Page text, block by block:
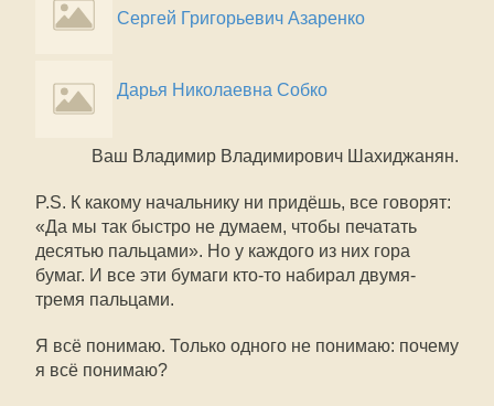
Сергей Григорьевич Азаренко
Дарья Николаевна Собко
Ваш Владимир Владимирович Шахиджанян.
P.S. К какому начальнику ни придёшь, все говорят:
«Да мы так быстро не думаем, чтобы печатать
десятью пальцами». Но у каждого из них гора
бумаг. И все эти бумаги кто-то набирал двумя-
тремя пальцами.
Я всё понимаю. Только одного не понимаю: почему
я всё понимаю?